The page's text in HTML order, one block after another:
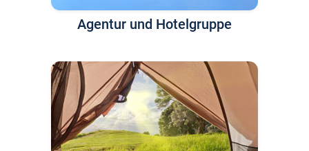
Agentur und Hotelgruppe